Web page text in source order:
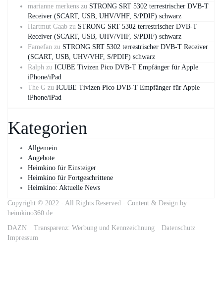
marianne merkens zu STRONG SRT 5302 terrestrischer DVB-T
Receiver (SCART, USB, UHV/VHF, S/PDIF) schwarz
Hartmut Gaab zu STRONG SRT 5302 terrestrischer DVB-T
Receiver (SCART, USB, UHV/VHF, S/PDIF) schwarz
Famefan zu STRONG SRT 5302 terrestrischer DVB-T Receiver
(SCART, USB, UHV/VHF, S/PDIF) schwarz
Ralph zu ICUBE Tivizen Pico DVB-T Empfänger für Apple
iPhone/iPad
The G zu ICUBE Tivizen Pico DVB-T Empfänger für Apple
iPhone/iPad
Kategorien
Allgemein
Angebote
Heimkino für Einsteiger
Heimkino für Fortgeschrittene
Heimkino: Aktuelle News
Copyright © 2022 · All Rights Reserved · Content & Design by
heimkino360.de
DAZN
Transparenz: Werbung und Kennzeichnung
Datenschutz
Impressum